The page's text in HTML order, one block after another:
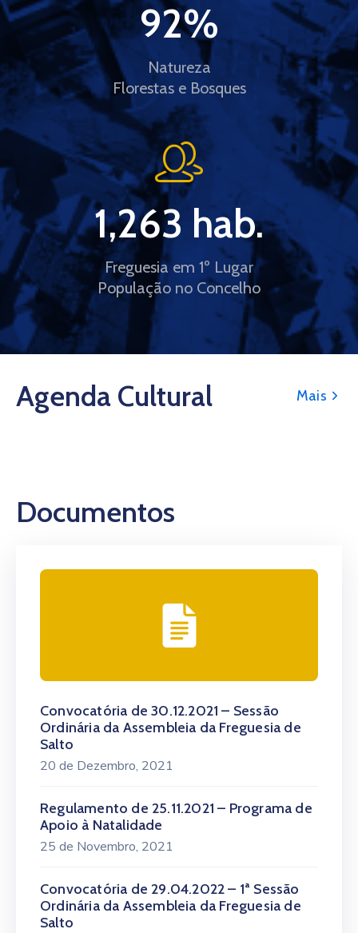
Natureza
Florestas e Bosques
92%
Freguesia em 1º Lugar
População no Concelho
1,263 hab.
Agenda Cultural Mais
Documentos
Convocatória de 30.12.2021 – Sessão
Ordinária da Assembleia da Freguesia de
Salto
20 de Dezembro, 2021
Regulamento de 25.11.2021 – Programa de
Apoio à Natalidade
25 de Novembro, 2021
Convocatória de 29.04.2022 – 1ª Sessão
Ordinária da Assembleia da Freguesia de
Salto